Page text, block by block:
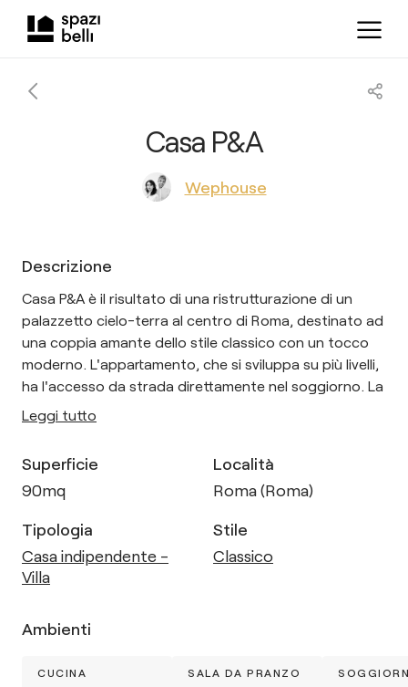
Casa P&A
Wephouse
Descrizione
Casa P&A è il risultato di una ristrutturazione di un
palazzetto cielo-terra al centro di Roma, destinato ad
una coppia amante dello stile classico con un tocco
moderno. L'appartamento, che si sviluppa su più livelli,
ha l'accesso da strada direttamente nel soggiorno. La
Leggi tutto
Superficie
90mq
Località
Roma (Roma)
Tipologia
Casa indipendente -
Villa
Stile
Classico
Ambienti
CUCINA SALA DA PRANZO